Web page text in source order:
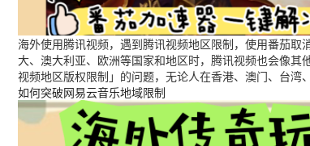
海外使用腾讯视频，遇到腾讯视频地区限制，使用番茄取
大、澳大利亚、欧洲等国家和地区时，腾讯视频也会像
视频地区版权限制」的问题，无论人在香港、澳门、台湾
如何突破网易云音乐地域限制